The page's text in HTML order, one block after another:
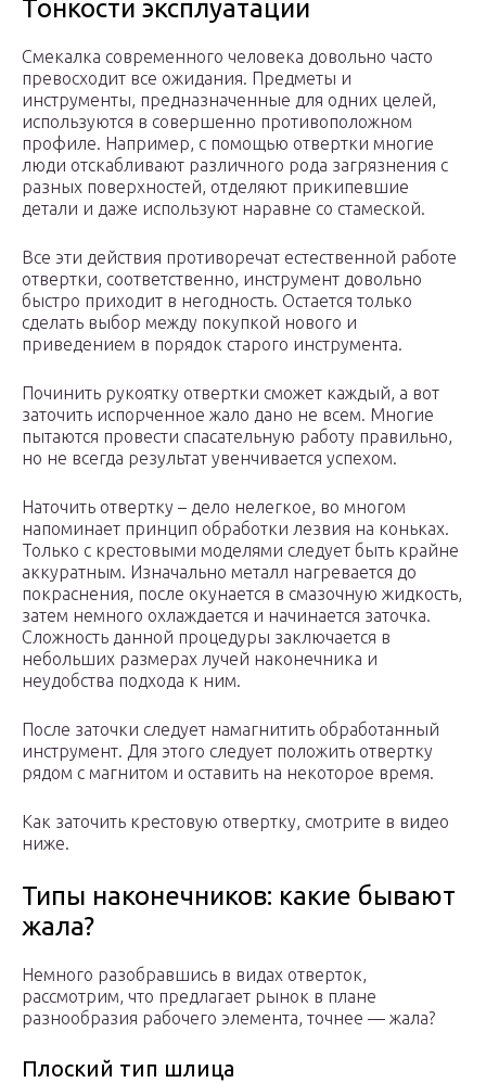
Тонкости эксплуатации
Смекалка современного человека довольно часто
превосходит все ожидания. Предметы и
инструменты, предназначенные для одних целей,
используются в совершенно противоположном
профиле. Например, с помощью отвертки многие
люди отскабливают различного рода загрязнения с
разных поверхностей, отделяют прикипевшие
детали и даже используют наравне со стамеской.
Все эти действия противоречат естественной работе
отвертки, соответственно, инструмент довольно
быстро приходит в негодность. Остается только
сделать выбор между покупкой нового и
приведением в порядок старого инструмента.
Починить рукоятку отвертки сможет каждый, а вот
заточить испорченное жало дано не всем. Многие
пытаются провести спасательную работу правильно,
но не всегда результат увенчивается успехом.
Наточить отвертку – дело нелегкое, во многом
напоминает принцип обработки лезвия на коньках.
Только с крестовыми моделями следует быть крайне
аккуратным. Изначально металл нагревается до
покраснения, после окунается в смазочную жидкость,
затем немного охлаждается и начинается заточка.
Сложность данной процедуры заключается в
небольших размерах лучей наконечника и
неудобства подхода к ним.
После заточки следует намагнитить обработанный
инструмент. Для этого следует положить отвертку
рядом с магнитом и оставить на некоторое время.
Как заточить крестовую отвертку, смотрите в видео
ниже.
Типы наконечников: какие бывают
жала?
Немного разобравшись в видах отверток,
рассмотрим, что предлагает рынок в плане
разнообразия рабочего элемента, точнее — жала?
Плоский тип шлица